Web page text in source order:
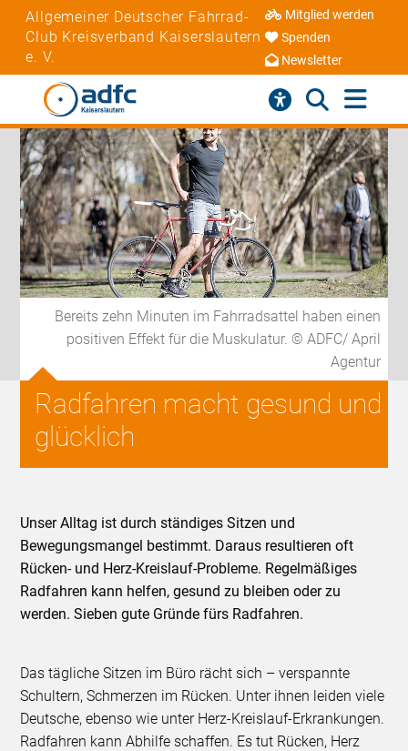
Allgemeiner Deutscher Fahrrad-
Club Kreisverband Kaiserslautern
e. V.
Mitglied werden
Spenden
Newsletter
Bereits zehn Minuten im Fahrradsattel haben einen
positiven Effekt für die Muskulatur. © ADFC/ April
Agentur
Radfahren macht gesund und
glücklich
Unser Alltag ist durch ständiges Sitzen und
Bewegungsmangel bestimmt. Daraus resultieren oft
Rücken- und Herz-Kreislauf-Probleme. Regelmäßiges
Radfahren kann helfen, gesund zu bleiben oder zu
werden. Sieben gute Gründe fürs Radfahren.
Das tägliche Sitzen im Büro rächt sich – verspannte
Schultern, Schmerzen im Rücken. Unter ihnen leiden viele
Deutsche, ebenso wie unter Herz-Kreislauf-Erkrankungen.
Radfahren kann Abhilfe schaffen. Es tut Rücken, Herz